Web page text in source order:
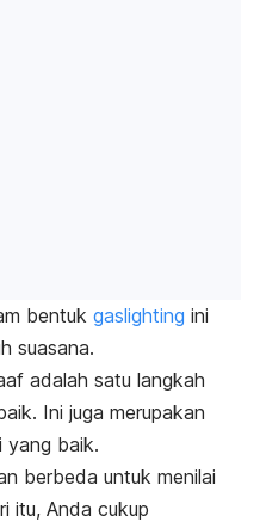
bentuk gaslighting ini
suasana.
adalah satu langkah
Ini juga merupakan
yang baik.
berbeda untuk menilai
itu, Anda cukup